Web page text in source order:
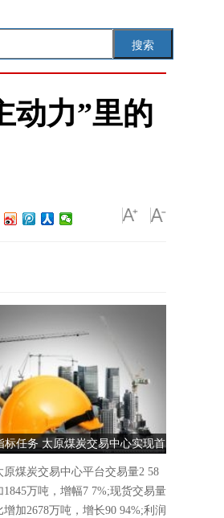
搜索
动力”里的
标任务 太原煤炭交易中心实现首
季“开门红”
煤炭交易中心平台交易量2 58
万吨，增幅7 7%;现货交易量
加2678万吨，增长90 94%;利润